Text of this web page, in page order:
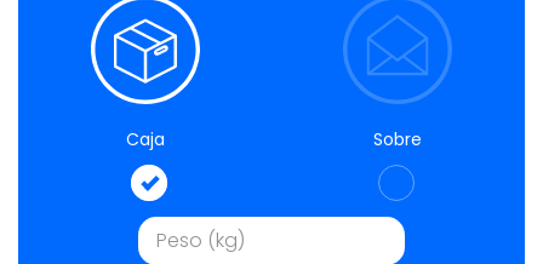
Caja Sobre